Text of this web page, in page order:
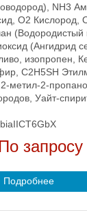
NH3
O2 Кислород,
(Водородистый
(Ангидрид
изопропен,
С2Н5SH
метил-2-
Уайт-
По запросу
Подробнее